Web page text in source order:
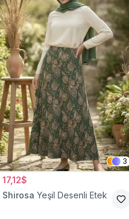
3
17,12$
Shirosa Yeşil Desenli Etek